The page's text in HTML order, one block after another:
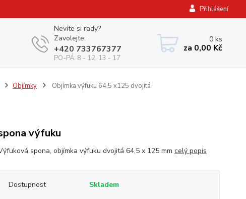
Přihlášení
Nevíte si rady?
Zavolejte.
+420 733767377
PO-PÁ: 8 - 12, 13 - 17
0 ks
za 0,00 Kč
Objímky Objímka výfuku 64,5 x125 dvojitá
výfuku
spona, objímka výfuku dvojitá 64,5 x 125 mm celý popis
Dostupnost Skladem